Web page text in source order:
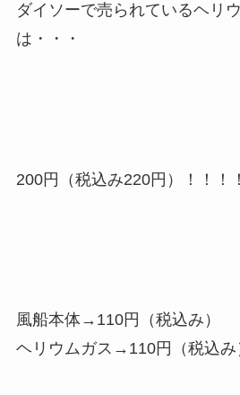
ダイソーで売られているヘリ
は・・・
200円（税込み220円）！！！！
風船本体→110円（税込み）
ヘリウムガス→110円（税込み